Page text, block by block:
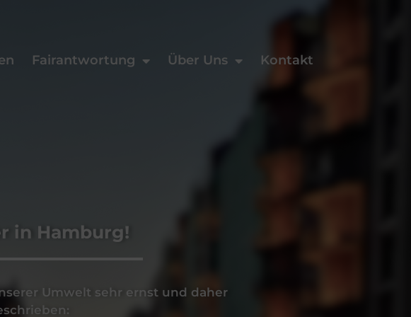
Fairantwortung Über Uns Kontakt
in Hamburg!
Umwelt sehr ernst und daher